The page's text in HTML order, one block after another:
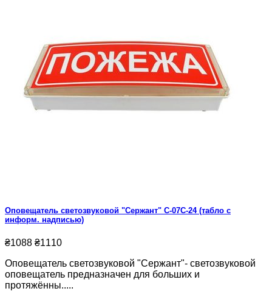
Оповещатель светозвуковой "Сержант" С-07С-24 (табло с
информ. надписью)
₴1088 ₴1110
Оповещатель светозвуковой "Сержант"- светозвуковой
оповещатель предназначен для больших и
протяжённы.....